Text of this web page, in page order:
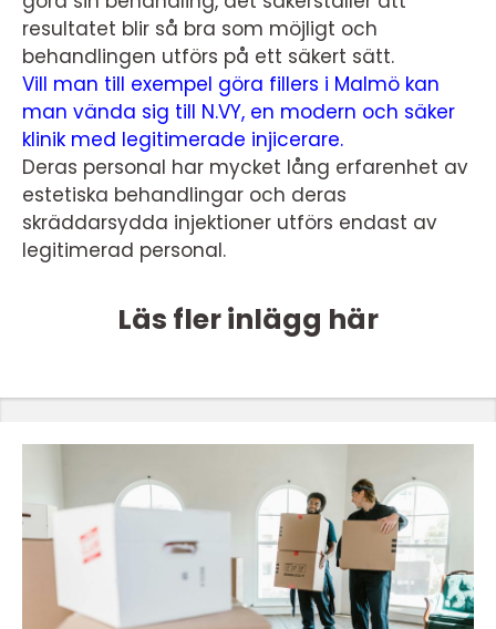
resultatet blir så bra som möjligt och
behandlingen utförs på ett säkert sätt.
Vill man till exempel göra fillers i Malmö kan
man vända sig till N.VY, en modern och säker
klinik med legitimerade injicerare.
Deras personal har mycket lång erfarenhet av
estetiska behandlingar och deras
skräddarsydda injektioner utförs endast av
legitimerad personal.
Läs fler inlägg här